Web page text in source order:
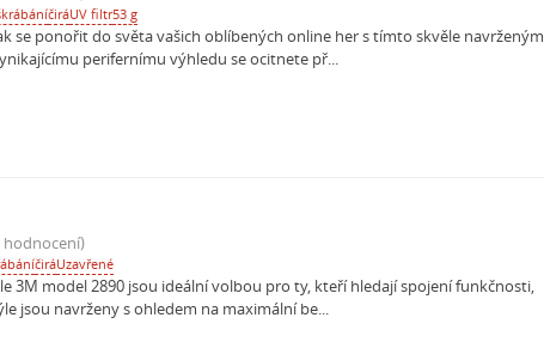
čiráUV filtr53 g
se ponořit do světa vašich oblíbených online her s tímto skvěle navrženým
perifernímu výhledu se ocitnete př...
hodnocení)
čiráUzavřené
3M model 2890 jsou ideální volbou pro ty, kteří hledají spojení funkčnosti,
jsou navrženy s ohledem na maximální be...